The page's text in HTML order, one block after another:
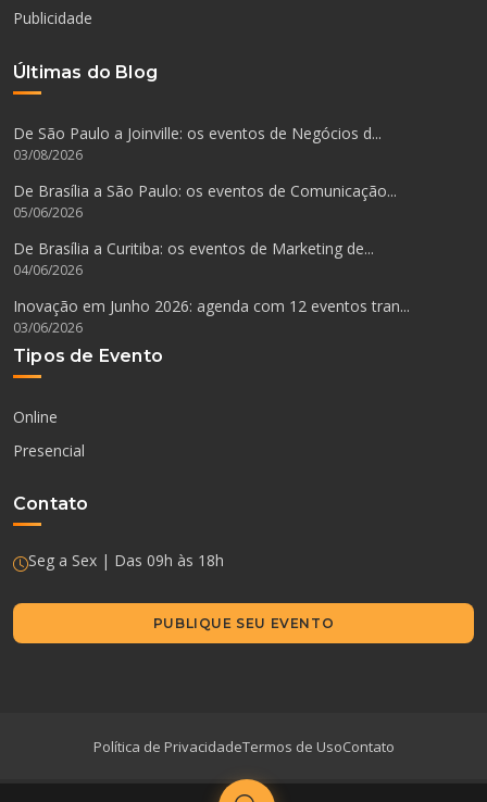
Publicidade
Últimas do Blog
De São Paulo a Joinville: os eventos de Negócios d...
03/08/2026
De Brasília a São Paulo: os eventos de Comunicação...
05/06/2026
De Brasília a Curitiba: os eventos de Marketing de...
04/06/2026
Inovação em Junho 2026: agenda com 12 eventos tran...
03/06/2026
Tipos de Evento
Online
Presencial
Contato
Seg a Sex | Das 09h às 18h
PUBLIQUE SEU EVENTO
Política de PrivacidadeTermos de UsoContato